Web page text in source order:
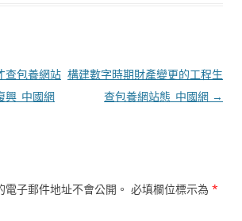
查包養網站
興_中國網
構建數字時期財產變更的工程生
查包養網站態_中國網 →
子郵件地址不會公開。 必填欄位標示為 *